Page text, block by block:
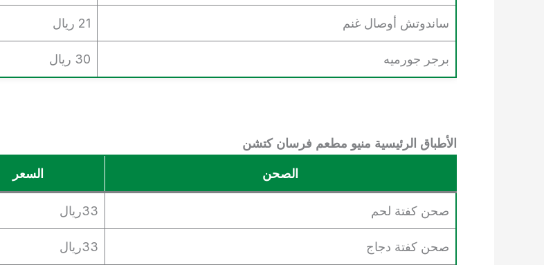
ساندوتش أوصال غنم 21 ريال
برجر جورميه 30 ريال
الأطباق الرئيسية منيو مطعم فرسان كتشن
الصحن السعر
صحن كفتة لحم 33ريال
صحن كفتة دجاج 33ريال